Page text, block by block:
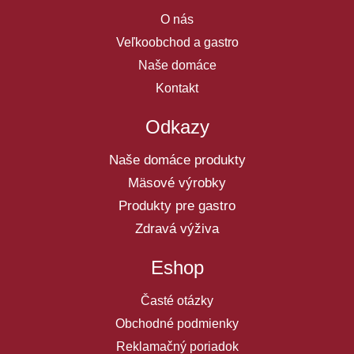
O nás
Veľkoobchod a gastro
Naše domáce
Kontakt
Odkazy
Naše domáce produkty
Mäsové výrobky
Produkty pre gastro
Zdravá výživa
Eshop
Časté otázky
Obchodné podmienky
Reklamačný poriadok